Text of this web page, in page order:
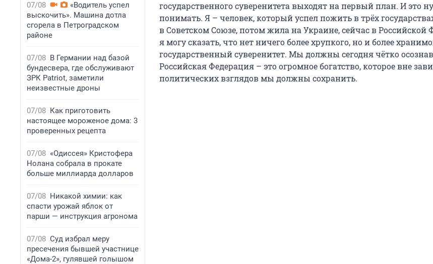
07/08
«Водитель успел
выскочить». Машина дотла
сгорела в Петроградском
районе
07/08 В Германии над базой
бундесвера, где обслуживают
ЗРК Patriot, заметили
неизвестные дроны
07/08 Как приготовить
настоящее мороженое дома: 3
проверенных рецепта
07/08 «Одиссея» Кристофера
Нолана собрала в прокате
больше миллиарда долларов
07/08 Никакой химии: как
спасти урожай яблок от
парши — инструкция агронома
07/08 Суд избрал меру
пресечения бывшей участнице
«Дома-2», гулявшей голышом
государственного суверенитета выходят на первый план. И это
понимать. Я – человек, который успел пожить в трёх
в Советском Союзе, потом жила на Украине, сейчас в Российской
я могу сказать, что нет ничего более хрупкого, но и более
государственный суверенитет. Мы должны сегодня чётко
Российская Федерация – это огромное богатство, которое вне
политических взглядов мы должны сохранить.